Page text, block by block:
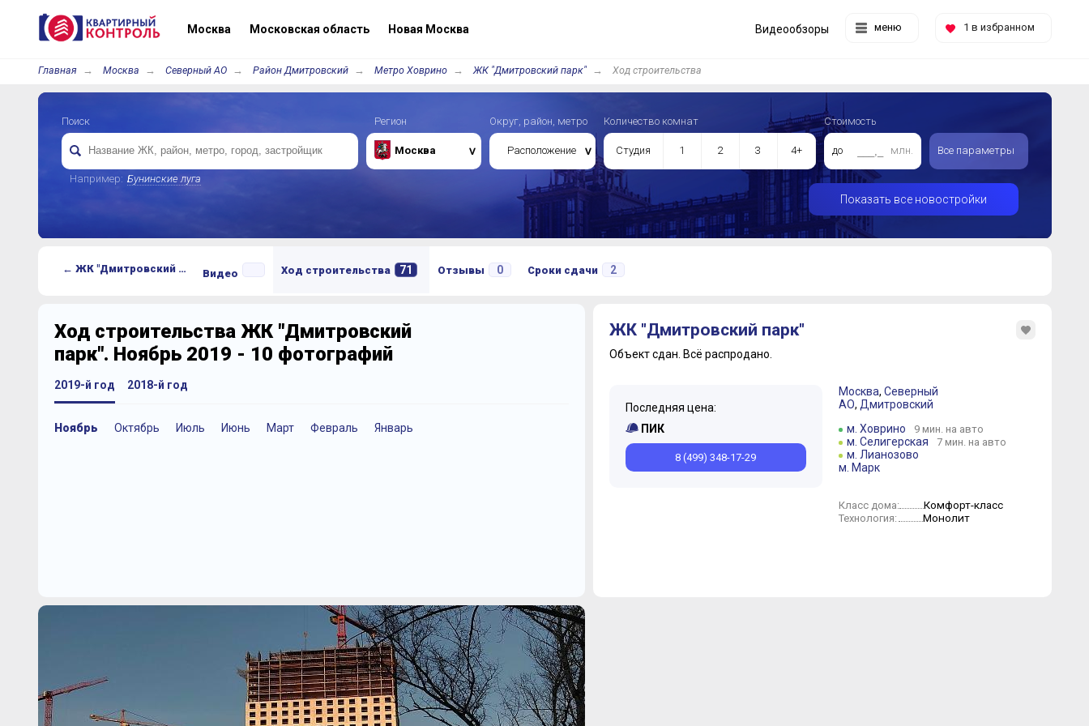
Москва Московская область Новая Москва меню 1 в избранном
Видеообзоры
Главная Москва Северный АО Район Дмитровский Метро Ховрино ЖК "Дмитровский парк" Ход строительства
Поиск
Например: Бунинские луга
Регион
Москва
Округ, район, метро
Расположение
Количество комнат
Студия 1 2 3 4+
Стоимость
до млн. Все параметры
Показать все новостройки
← ЖК "Дмитровский парк" Видео Ход строительства 71 Отзывы 0 Сроки сдачи 2
Ход строительства ЖК "Дмитровский
парк". Ноябрь 2019 - 10 фотографий
2019-й год
Ноябрь Октябрь Июль Июнь Март Февраль Январь
2018-й год
Ноябрь
ЖК "Дмитровский парк"
Объект сдан. Всё распродано.
Последняя цена:
ПИК
8 (499) 348-17-29
Москва, Северный
АО, Дмитровский
м. Ховрино
9 мин. на авто
м. Селигерская 7 мин. на авто
м. Лианозово
м. Марк
Класс дома: Комфорт-класс
Технология: Монолит